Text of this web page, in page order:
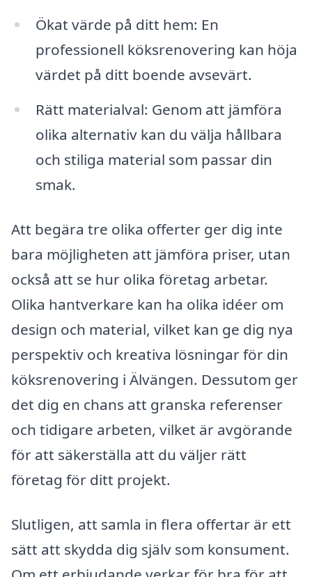
Ökat värde på ditt hem: En
professionell köksrenovering kan höja
värdet på ditt boende avsevärt.
Rätt materialval: Genom att jämföra
olika alternativ kan du välja hållbara
och stiliga material som passar din
smak.
Att begära tre olika offerter ger dig inte
bara möjligheten att jämföra priser, utan
också att se hur olika företag arbetar.
Olika hantverkare kan ha olika idéer om
design och material, vilket kan ge dig nya
perspektiv och kreativa lösningar för din
köksrenovering i Älvängen. Dessutom ger
det dig en chans att granska referenser
och tidigare arbeten, vilket är avgörande
för att säkerställa att du väljer rätt
företag för ditt projekt.
Slutligen, att samla in flera offertar är ett
sätt att skydda dig själv som konsument.